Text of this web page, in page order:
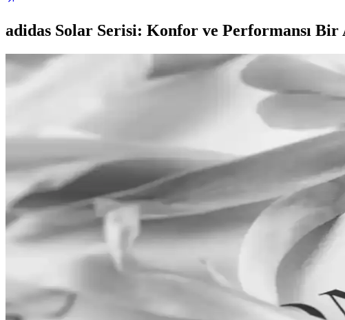
adidas Solar Serisi: Konfor ve Performansı